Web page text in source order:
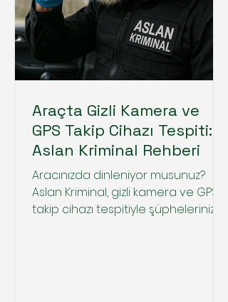
Araçta Gizli Kamera ve
GPS Takip Cihazı Tespiti:
Aslan Kriminal Rehberi
Aracınızda dinleniyor musunuz?
Aslan Kriminal, gizli kamera ve GPS
takip cihazı tespitiyle şüphelerinizi